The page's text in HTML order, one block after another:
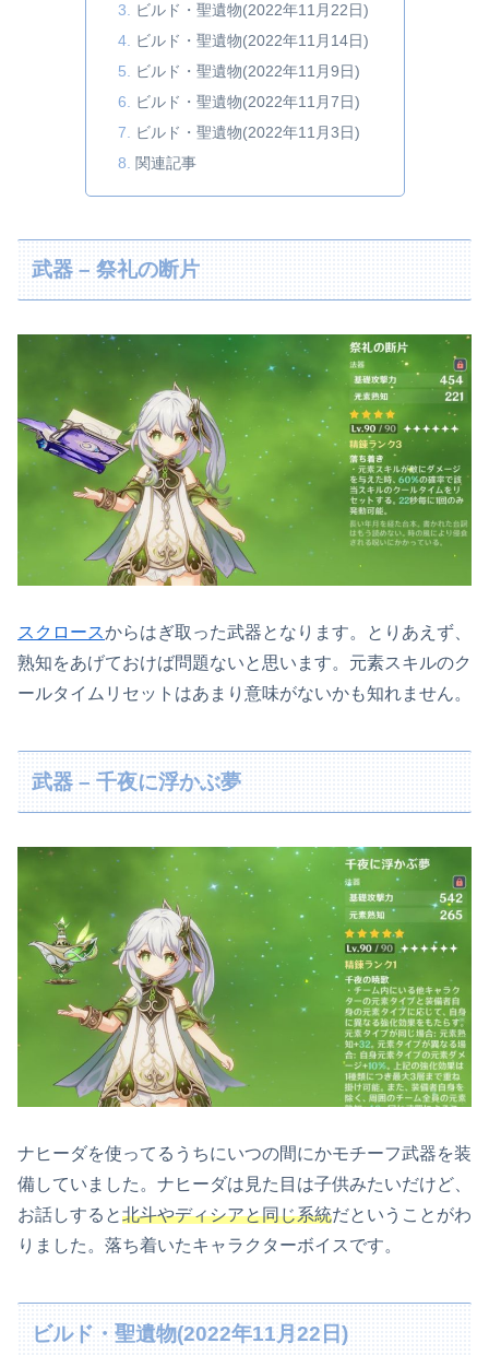
ビルド・聖遺物(2022年11月22日)
ビルド・聖遺物(2022年11月14日)
ビルド・聖遺物(2022年11月9日)
ビルド・聖遺物(2022年11月7日)
ビルド・聖遺物(2022年11月3日)
関連記事
武器 – 祭礼の断片
スクロースからはぎ取った武器となります。とりあえず、
熟知をあげておけば問題ないと思います。元素スキルのク
ールタイムリセットはあまり意味がないかも知れません。
武器 – 千夜に浮かぶ夢
ナヒーダを使ってるうちにいつの間にかモチーフ武器を装
備していました。ナヒーダは見た目は子供みたいだけど、
お話しすると北斗やディシアと同じ系統だということがわ
りました。落ち着いたキャラクターボイスです。
ビルド・聖遺物(2022年11月22日)